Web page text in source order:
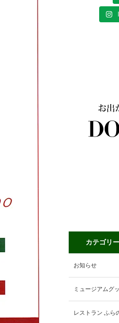
カテゴリー
お知らせ
ミュージアムグ
レストラン ふら